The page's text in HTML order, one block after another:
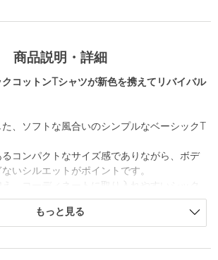
商品説明・詳細
コットンTシャツが新色を携えてリバイバル
、ソフトな風合いのシンプルなベーシックT
るコンパクトなサイズ感でありながら、ボデ
いシルエットがポイントです。
ーとダークブラウン、やわらかな印象と明
ご用意しました。
もっと見る